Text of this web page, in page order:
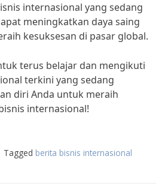
internasional yang sedang
meningkatkan daya saing
kesuksesan di pasar global.
terus belajar dan mengikuti
terkini yang sedang
diri Anda untuk meraih
internasional!
Tagged berita bisnis internasional